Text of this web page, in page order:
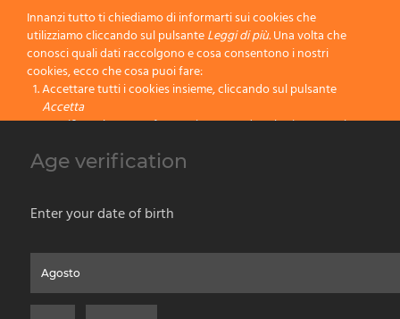
30 6 12
40 6 46 12
50 6 51 12
70
Home Chi Siamo
Privacy & Cookies Policy
Social Media Policy
Disclaimer
Innanzi tutto ti chiediamo di informarti sui cookies che
utilizziamo cliccando sul pulsanteLeggi di più.Una volta che
conosci quali dati raccolgono e cosa consentono i nostri
cookies, ecco che cosa puoi fare:
Accettare tutti i cookies insieme, cliccando sul pulsante
Accetta
Specificare le tue preferenze impostando selettivamente i
Bloccare tutti i cookies cliccando sul pulsante
Rifiuta
Age verification
Enter your date of birth